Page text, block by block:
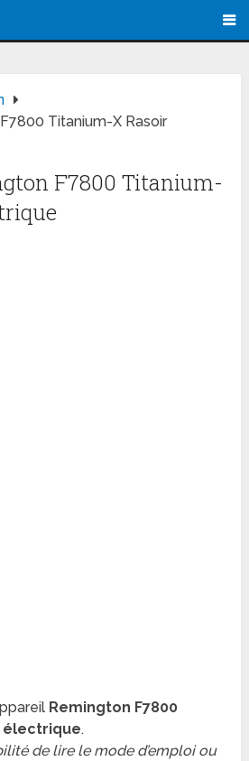
Titanium-X Rasoir
F7800 Titanium-
Remington F7800
électrique.
de lire le mode d’emploi ou